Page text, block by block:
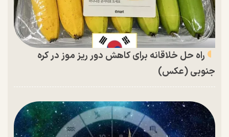
راه حل خلاقانه برای کاهش دور ریز موز در کره
جنوبی (عکس)